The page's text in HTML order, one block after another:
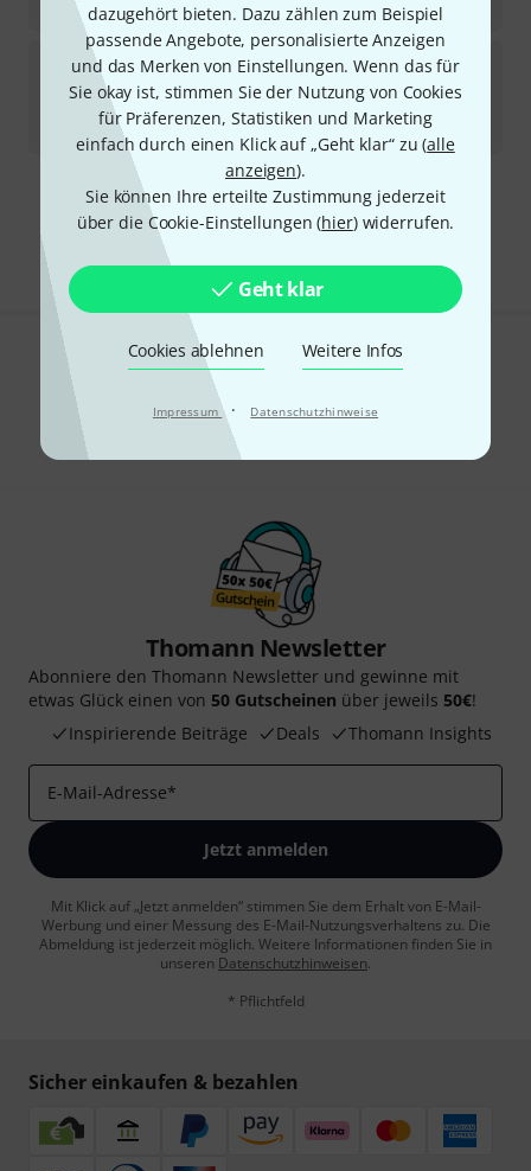
dazugehört bieten. Dazu zählen zum Beispiel
passende Angebote, personalisierte Anzeigen
und das Merken von Einstellungen. Wenn das für
Sie okay ist, stimmen Sie der Nutzung von Cookies
für Präferenzen, Statistiken und Marketing
einfach durch einen Klick auf „Geht klar“ zu (alle
anzeigen).
Sie können Ihre erteilte Zustimmung jederzeit
über die Cookie-Einstellungen (hier) widerrufen.
Geht klar
Cookies ablehnen Weitere Infos
Impressum · Datenschutzhinweise
4.498 €
Hans Hoyer 801A-L Double Horn B-Stock
Sofort lieferbar
4.299€
Kostenloser Versand ab 29 €
Alle Preise inkl. MwSt.
Gefällt Ihnen, was Sie sehen?
Teilen Hilfe & Feedback
Thomann Newsletter
Abonniere den Thomann Newsletter und gewinne mit
etwas Glück einen von 50 Gutscheinen über jeweils 50€!
Inspirierende Beiträge
Deals Thomann Insights
E-Mail-Adresse*
Jetzt anmelden
Mit Klick auf „Jetzt anmelden“ stimmen Sie dem Erhalt von E-Mail-
Werbung und einer Messung des E-Mail-Nutzungsverhaltens zu. Die
Abmeldung ist jederzeit möglich. Weitere Informationen finden Sie in
unseren Datenschutzhinweisen.
* Pflichtfeld
Sicher einkaufen & bezahlen